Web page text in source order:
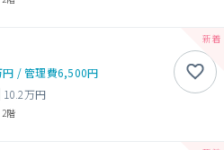
円 /管理費6,500円
10.2万円
2階